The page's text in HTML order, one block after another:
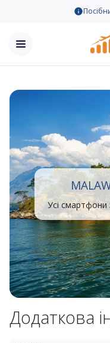
Усі смартфони
Додаткова